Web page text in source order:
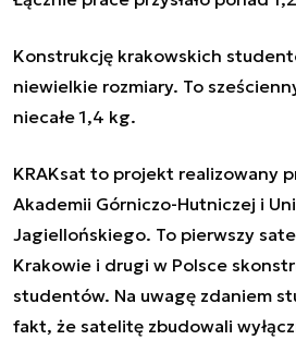
Konstrukcję krakowskich
niewielkie rozmiary. To
niecałe 1,4 kg.
KRAKsat to projekt realizowany
Akademii Górniczo-Hutniczej i
Jagiellońskiego. To pierwszy
Krakowie i drugi w Polsce
studentów. Na uwagę zdaniem
fakt, że satelitę zbudowali